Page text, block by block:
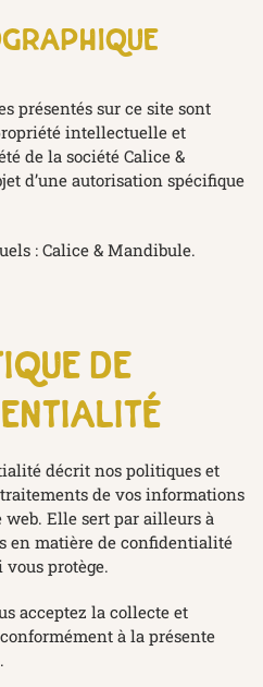
présentés sur ce site sont
intellectuelle et
de la société Calice &
d’une autorisation spécifique
: Calice & Mandibule.
de
décrit nos politiques et
de vos informations
Elle sert par ailleurs à
en matière de confidentialité
protège.
acceptez la collecte et
à la présente